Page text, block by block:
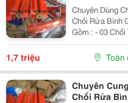
Chuyên Dùng
Chổi Rửa Bình
Gồm : - 03 Chổi To Rửa Thân Bình - 03 Chổi Nhỏ Rửa Cổ
Bình - 01 Chổi Giữa Rửa Trong Bình - 01 Chổi Dài Rửa
Đáy Bình
1,7 triệu Toàn
Chuyên
Chổi Rửa